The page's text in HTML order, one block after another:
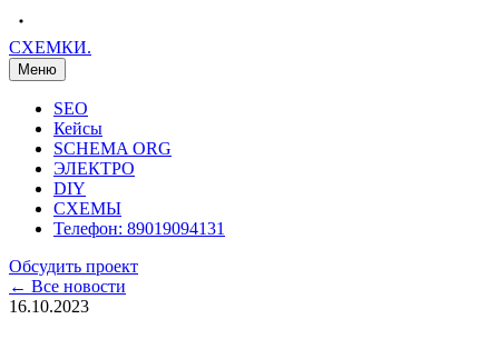
СХЕМКИ.
Меню
SEO
Кейсы
SCHEMA ORG
ЭЛЕКТРО
DIY
СХЕМЫ
Телефон: 89019094131
Обсудить проект
← Все новости
16.10.2023